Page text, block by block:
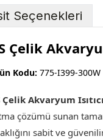
Seçenekleri
Çelik
Kodu: 775-I399-300W
Çelik Akvaryum
çözümü sunan
sabit ve